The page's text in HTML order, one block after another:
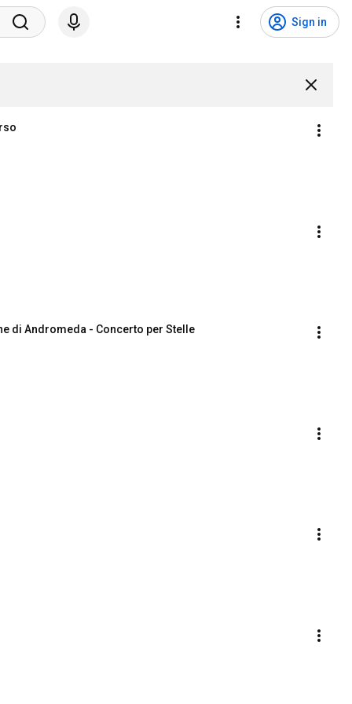
Sign in
di Andromeda - Concerto per Stelle